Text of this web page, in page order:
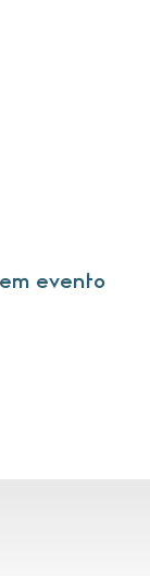
evento